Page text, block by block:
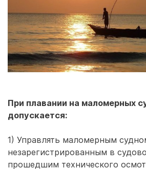
При плавании на маломерных
допускается:
1) Управлять маломерным
незарегистрированным в
прошедшим технического